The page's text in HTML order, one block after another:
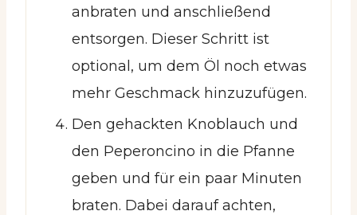
anbraten und anschließend
entsorgen. Dieser Schritt ist
optional, um dem Öl noch etwas
mehr Geschmack hinzuzufügen.
Den gehackten Knoblauch und
den Peperoncino in die Pfanne
geben und für ein paar Minuten
braten. Dabei darauf achten,